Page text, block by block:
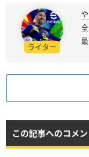
ライター
この記事へのコメン